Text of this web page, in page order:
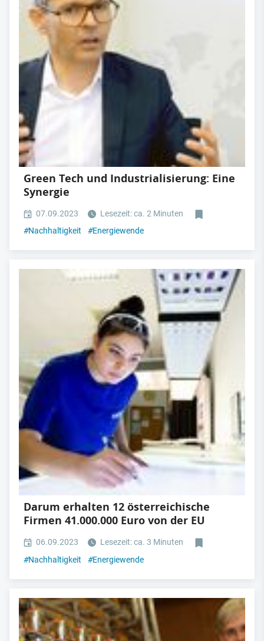
Green Tech und Industrialisierung: Eine
Synergie
07.09.2023
Lesezeit: ca. 2 Minuten
#Nachhaltigkeit #Energiewende
Darum erhalten 12 österreichische
Firmen 41.000.000 Euro von der EU
06.09.2023
Lesezeit: ca. 3 Minuten
#Nachhaltigkeit #Energiewende